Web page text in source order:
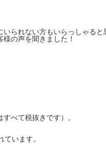
られない方もいらっしゃる
の声を聞きました！
べて税抜きです）。
います。